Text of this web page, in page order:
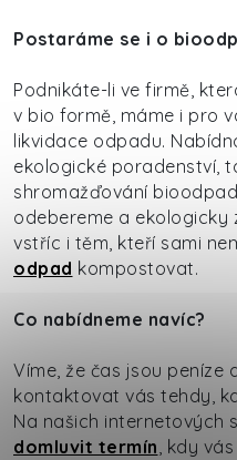
Postaráme se i o
Podnikáte-li ve firmě,
v bio formě, máme i pro
likvidace odpadu.
ekologické poradenství,
shromažďování
odebereme a ekologicky
vstříc i těm, kteří sami
odpad kompostovat.
Co nabídneme navíc?
Víme, že čas jsou peníze
kontaktovat vás tehdy,
Na našich internetových
domluvit termín, kdy